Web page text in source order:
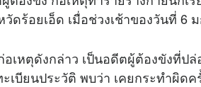
วัดร้อยเอ็ด เมื่อช่วงเช้าของวันที่ 6
เหตุดังกล่าว เป็นอดีตผู้ต้องขังที่ป
เบียนประวัติ พบว่า เคยกระทำผิด